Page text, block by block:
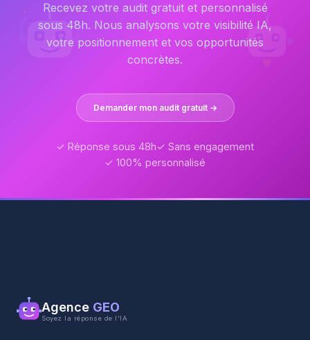
*
*
Recevez votre audit gratuit et personnalisé
sous 48h. Nous analysons votre visibilité IA,
votre positionnement et vos opportunités
concrètes.
Demander mon audit gratuit →
✓ Réponse sous 48h✓ Sans engagement
✓ 100% personnalisé
Agence GEO
Soyez la réponse de l'IA